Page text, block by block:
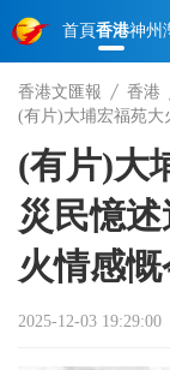
首頁香港神州
香港文匯報
香港
(有片)大埔宏福苑
(有片)大
災民憶
火情感
2025-12-03 19:29:00